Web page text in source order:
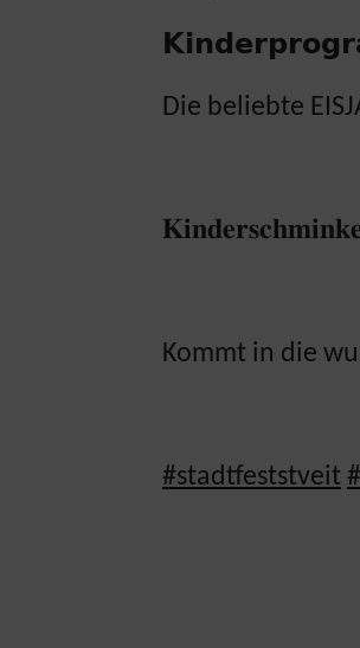
Die beliebte
Kommt in die
#stadtfeststveit